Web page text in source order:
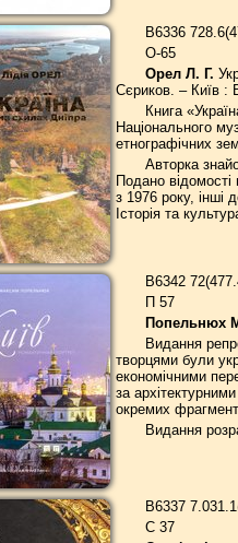
В6336
О-65
Орел Л. Г.
Сєриков. – Київ :
Книга
Національного
етнографічних
Авторка
Подано
з 1976 року, інші
Історія та
В6342
П 57
Попельнюх
Видання
творцями були
економічними
за
окремих
Видання
В6337
С 37